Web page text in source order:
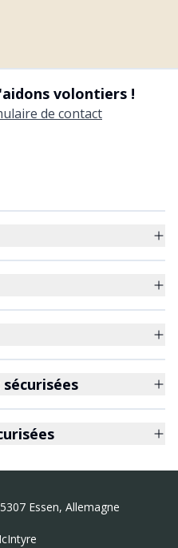
volontiers !
de contact
Essen, Allemagne